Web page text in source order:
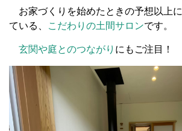
お家づくりを始めたときの予想以上に
ている、
こだわりの土間サロンです。
玄関や庭とのつながり にもご注目！